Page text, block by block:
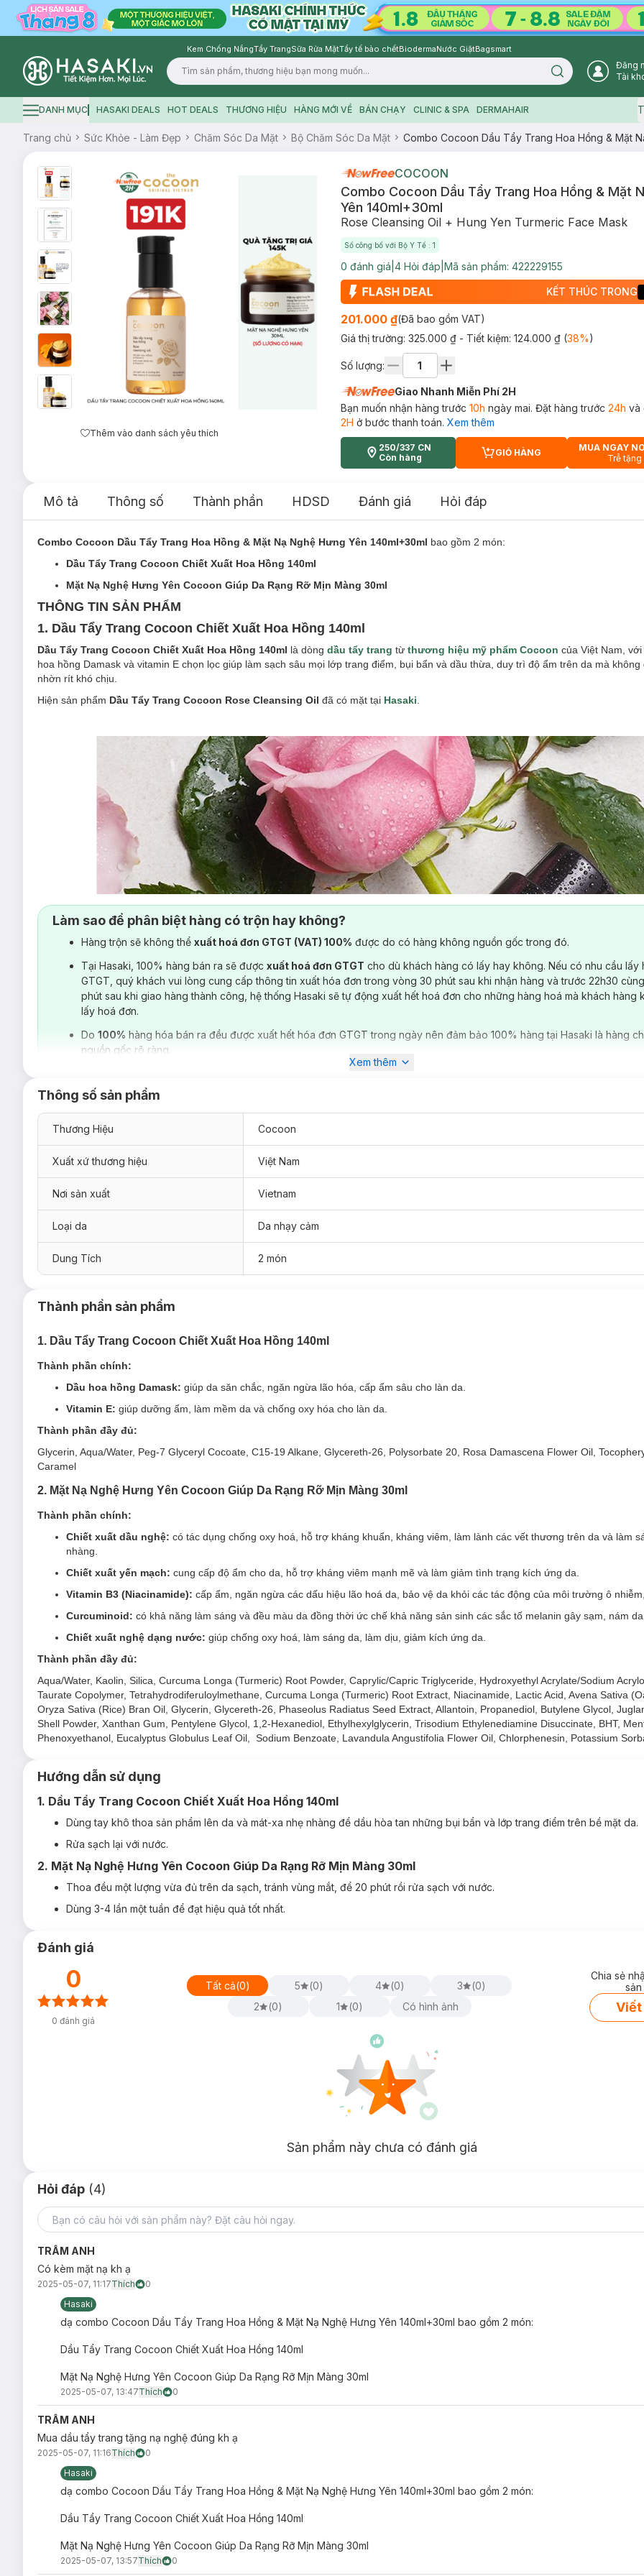
Kem Chống NắngTẩy TrangSữa Rửa MặtTẩy tế bào chếtBiodermaNước GiặtBagsmart
Logo
Search icon
Đăng
Tài
Hamburger icon
DANH MỤC HASAKI DEALS HOT DEALS THƯƠNG HIỆU HÀNG MỚI VỀ BÁN CHẠY CLINIC & SPA DERMAHAIR
Trang chủ Sức Khỏe - Làm Đẹp Chăm Sóc Da Mặt Bộ Chăm Sóc Da Mặt Combo Cocoon Dầu Tẩy Trang Hoa Hồng & Mặt
Thêm vào danh sách yêu thích
COCOON
Combo Cocoon Dầu Tẩy Trang Hoa Hồng & Mặt
Yên 140ml+30ml
Rose Cleansing Oil + Hung Yen Turmeric Face Mask
Số công bố với Bộ Y Tế : 1
0 đánh giá 4Hỏi đáp Mã sản phẩm: 422229155
KẾT THÚC TRONG
201.000 ₫(Đã bao gồm VAT)
Giá thị trường: 325.000 ₫ - Tiết kiệm: 124.000 ₫(38%)
Số lượng:
Giao Nhanh Miễn Phí 2H
Bạn muốn nhận hàng trước 10h ngày mai. Đặt hàng trước 24h và
2H ở bước thanh toán. Xem thêm
250/337 CN
Còn hàng
CART PLUS ICON
GIỎ HÀNG
MUA NGAY
Trễ tặng
Mô tả Thông số Thành phần HDSD Đánh giá Hỏi đáp
Combo Cocoon Dầu Tẩy Trang Hoa Hồng & Mặt Nạ Nghệ Hưng Yên 140ml+30ml bao gồm 2 món:
Dầu Tẩy Trang Cocoon Chiết Xuất Hoa Hồng 140ml
Mặt Nạ Nghệ Hưng Yên Cocoon Giúp Da Rạng Rỡ Mịn Màng 30ml
THÔNG TIN SẢN PHẨM
1. Dầu Tẩy Trang Cocoon Chiết Xuất Hoa Hồng 140ml
Dầu Tẩy Trang Cocoon Chiết Xuất Hoa Hồng 140ml là dòng dầu tẩy trang từ thương hiệu mỹ phẩm Cocoon của Việt Nam,
hoa hồng Damask và vitamin E chọn lọc giúp làm sạch sâu mọi lớp trang điểm, bụi bẩn và dầu thừa, duy trì độ ẩm trên da mà không
nhờn rít khó chịu.
Hiện sản phẩm Dầu Tẩy Trang Cocoon Rose Cleansing Oil đã có mặt tại Hasaki
Công nghệ BCME (Bicontinuous Microemulsion)là một bước tiến đột phá trong ngành mỹ phẩm, giúp hòa tan dễ dàng các sản
bền màu và "cứng đầu", kể cả các sản phẩm chống nước, mà vẫn giữ được sự dịu nhẹ và ẩm mịn cho da.
Cocoonđã ứng dụng công nghệ tiên tiến này trong sản phẩm Dầu Tẩy Trang Hoa Hồng, cho phép nhũ hóa vô hình ngay từ khi
bẩn và lớp trang điểm mà không cần thêm bước nhũ hoá trắng sữa. Sản phẩm với dung tích “cỡ đại” 310ml mới ra mắt chắc chắn là
hảo để bạn trải nghiệm quy trình làm sạch da lâu dài, tiện lợi và hiệu quả.
Làm sao để phân biệt hàng có trộn hay không?
Hàng trộn sẽ không thể xuất hoá đơn GTGT (VAT) 100% được do có hàng không nguồn gốc trong đó.
Tại Hasaki, 100% hàng bán ra sẽ được xuất hoá đơn GTGT cho dù khách hàng có lấy hay không. Nếu có nhu cầu lấy
GTGT, quý khách vui lòng cung cấp thông tin xuất hóa đơn trong vòng 30 phút sau khi nhận hàng và trước 22h30
phút sau khi giao hàng thành công, hệ thống Hasaki sẽ tự động xuất hết hoá đơn cho những hàng hoá mà khách hàng
lấy hoá đơn.
Do 100% hàng hóa bán ra đều được xuất hết hóa đơn GTGT trong ngày nên đảm bảo 100% hàng tại Hasaki là hàng
nguồn gốc rõ ràng.
Xem thêm
Thông số sản phẩm
Thương Hiệu Cocoon
Xuất xứ thương hiệu Việt Nam
Nơi sản xuất Vietnam
Loại da Da nhạy cảm
Dung Tích 2 món
Thành phần sản phẩm
1. Dầu Tẩy Trang Cocoon Chiết Xuất Hoa Hồng 140ml
Thành phần chính:
Dầu hoa hồng Damask: giúp da săn chắc, ngăn ngừa lão hóa, cấp ẩm sâu cho làn da.
Vitamin E: giúp dưỡng ẩm, làm mềm da và chống oxy hóa cho làn da.
Thành phần đầy đủ:
Glycerin, Aqua/Water, Peg-7 Glyceryl Cocoate, C15-19 Alkane, Glycereth-26, Polysorbate 20, Rosa Damascena Flower Oil,
Caramel
2. Mặt Nạ Nghệ Hưng Yên Cocoon Giúp Da Rạng Rỡ Mịn Màng 30ml
Thành phần chính:
Chiết xuất dầu nghệ: có tác dụng chống oxy hoá, hỗ trợ kháng khuẩn, kháng viêm, làm lành các vết thương trên da và làm
nhàng.
Chiết xuất yến mạch: cung cấp độ ẩm cho da, hỗ trợ kháng viêm mạnh mẽ và làm giảm tình trạng kích ứng da.
Vitamin B3 (Niacinamide): cấp ẩm, ngăn ngừa các dấu hiệu lão hoá da, bảo vệ da khỏi các tác động của môi trường ô
Curcuminoid: có khả năng làm sáng và đều màu da đồng thời ức chế khả năng sản sinh các sắc tố melanin gây sạm, nám da.
Chiết xuất nghệ dạng nước: giúp chống oxy hoá, làm sáng da, làm dịu, giảm kích ứng da.
Thành phần đầy đủ:
Aqua/Water, Kaolin, Silica, Curcuma Longa (Turmeric) Root Powder, Caprylic/Capric Triglyceride, Hydroxyethyl Acrylate/Sodium
Taurate Copolymer, Tetrahydrodiferuloylmethane, Curcuma Longa (Turmeric) Root Extract, Niacinamide, Lactic Acid, Avena Sativa
Oryza Sativa (Rice) Bran Oil, Glycerin, Glycereth-26, Phaseolus Radiatus Seed Extract, Allantoin, Propanediol, Butylene Glycol,
Shell Powder, Xanthan Gum, Pentylene Glycol, 1,2-Hexanediol, Ethylhexylglycerin, Trisodium Ethylenediamine Disuccinate, BHT,
Phenoxyethanol, Eucalyptus Globulus Leaf Oil, Sodium Benzoate, Lavandula Angustifolia Flower Oil, Chlorphenesin, Potassium
Hướng dẫn sử dụng
1. Dầu Tẩy Trang Cocoon Chiết Xuất Hoa Hồng 140ml
Dùng tay khô thoa sản phẩm lên da và mát-xa nhẹ nhàng để dầu hòa tan những bụi bẩn và lớp trang điểm trên bề mặt da.
Rửa sạch lại với nước.
2. Mặt Nạ Nghệ Hưng Yên Cocoon Giúp Da Rạng Rỡ Mịn Màng 30ml
Thoa đều một lượng vừa đủ trên da sạch, tránh vùng mắt, để 20 phút rồi rửa sạch với nước.
Dùng 3-4 lần một tuần để đạt hiệu quả tốt nhất.
Đánh giá
0
0 đánh giá
Tất cả(0) 5 (0) 4 (0) 3 (0)
2
(0) 1 (0) Có hình ảnh
Chia sẻ
Viết
Sản phẩm này chưa có đánh giá
Hỏi đáp (4)
TRÂM ANH
Có kèm mặt nạ kh ạ
2025-05-07, 11:17Thích
0
Hasaki
dạ combo Cocoon Dầu Tẩy Trang Hoa Hồng & Mặt Nạ Nghệ Hưng Yên 140ml+30ml bao gồm 2 món:
Dầu Tẩy Trang Cocoon Chiết Xuất Hoa Hồng 140ml
Mặt Nạ Nghệ Hưng Yên Cocoon Giúp Da Rạng Rỡ Mịn Màng 30ml
2025-05-07, 13:47Thích 0
TRÂM ANH
Mua dầu tẩy trang tặng nạ nghệ đúng kh ạ
2025-05-07, 11:16Thích
0
Hasaki
dạ combo Cocoon Dầu Tẩy Trang Hoa Hồng & Mặt Nạ Nghệ Hưng Yên 140ml+30ml bao gồm 2 món:
Dầu Tẩy Trang Cocoon Chiết Xuất Hoa Hồng 140ml
Mặt Nạ Nghệ Hưng Yên Cocoon Giúp Da Rạng Rỡ Mịn Màng 30ml
2025-05-07, 13:57Thích 0